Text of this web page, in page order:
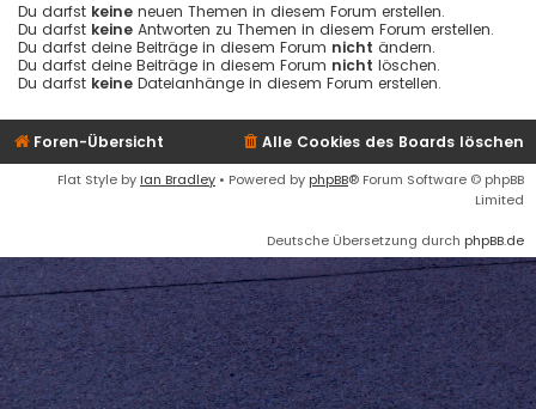
Du darfst keine neuen Themen in diesem Forum erstellen.
Du darfst keine Antworten zu Themen in diesem Forum erstellen.
Du darfst deine Beiträge in diesem Forum nicht ändern.
Du darfst deine Beiträge in diesem Forum nicht löschen.
Du darfst keine Dateianhänge in diesem Forum erstellen.
Foren-Übersicht Alle Cookies des Boards löschen
Flat Style by Ian Bradley • Powered by phpBB® Forum Software © phpBB
Limited
Deutsche Übersetzung durch phpBB.de